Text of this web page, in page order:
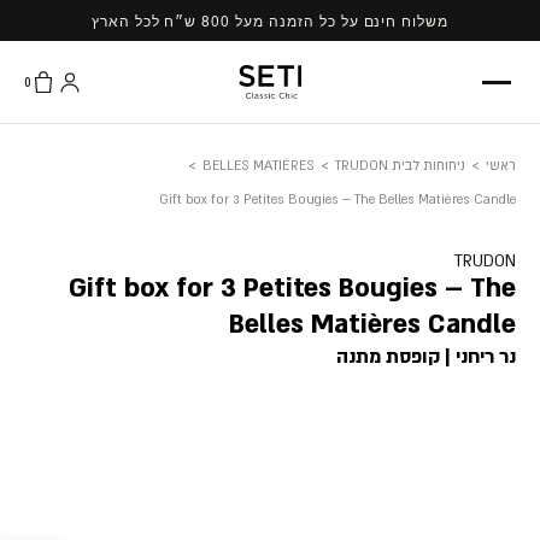
content
משלוח חינם על כל הזמנה מעל 800 ש״ח לכל הארץ
0
ראשי > ניחוחות לבית TRUDON >
BELLES MATIÈRES
>
Gift box for 3 Petites Bougies – The Belles Matières Candle
TRUDON
Gift box for 3 Petites Bougies – The
Belles Matières Candle
נר ריחני | קופסת מתנה